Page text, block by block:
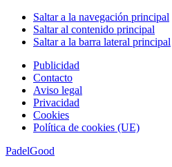
Saltar a la navegación principal
Saltar al contenido principal
Saltar a la barra lateral principal
Publicidad
Contacto
Aviso legal
Privacidad
Cookies
Política de cookies (UE)
PadelGood